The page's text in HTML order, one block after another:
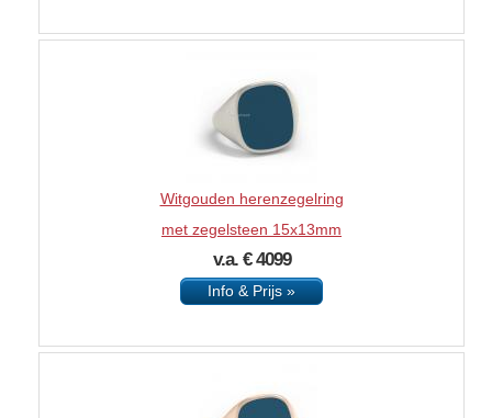
Witgouden herenzegelring
met zegelsteen 15x13mm
v.a. € 4099
Info & Prijs »